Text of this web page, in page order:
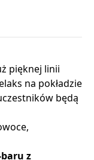
pięknej linii
na pokładzie
będą
z